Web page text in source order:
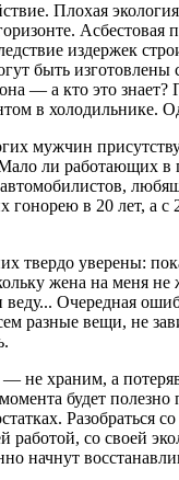
Плохая
Асбестовая
издержек
быть изготовлены
— а кто это
в холодильнике.
мужчин
ли работающих в
гонорею в 20 лет, а
твердо уверены:
жена на меня не
веду... Очередная
разные вещи, не
— не храним, а
будет полезно
Разобраться
работой, со своей
начнут